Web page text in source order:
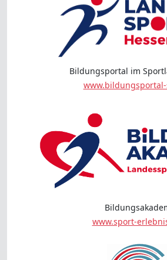
Bildungsportal im
www.sport-